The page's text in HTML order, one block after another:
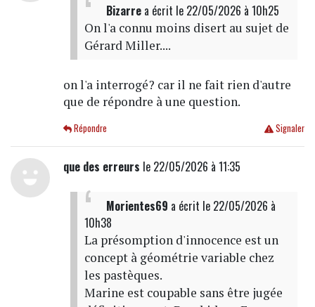
Bizarrea écrit le 22/05/2026 à 10h25
On l'a connu moins disert au sujet de
Gérard Miller....
on l'a interrogé? car il ne fait rien d'autre
que de répondre à une question.
Signaler
Répondre
que des erreurs le 22/05/2026 à 11:35
Morientes69 a écrit le 22/05/2026 à
10h38
La présomption d'innocence est un
concept à géométrie variable chez
les pastèques.
Marine est coupable sans être jugée